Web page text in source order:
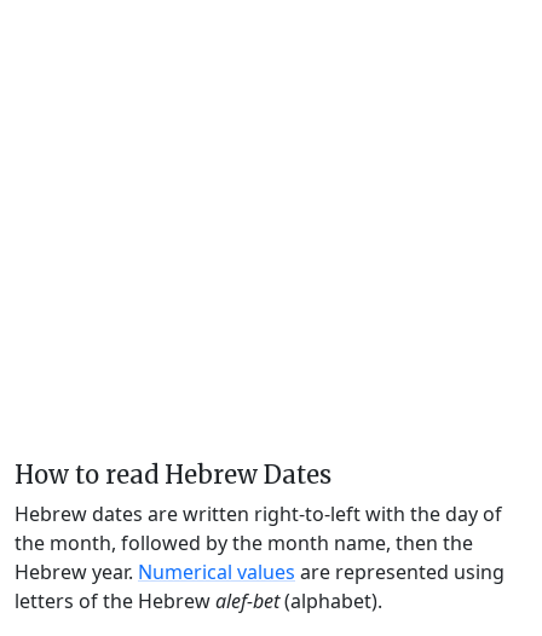
How to read Hebrew Dates
Hebrew dates are written right-to-left with the day of
the month, followed by the month name, then the
Hebrew year. Numerical values are represented using
letters of the Hebrewalef-bet(alphabet).